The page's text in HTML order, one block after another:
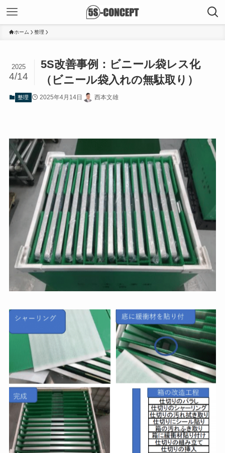
ホーム 整理
5S改善事例：ビニール袋レス化
（ビニール袋入れの無駄取り）
2025
4/14
整理 2025年4月14日 西本文雄